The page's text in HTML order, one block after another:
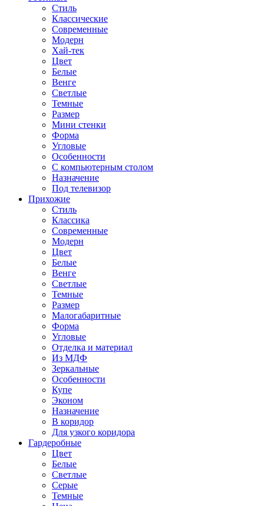
Стиль
Классические
Современные
Модерн
Хай-тек
Цвет
Белые
Венге
Светлые
Темные
Размер
Мини стенки
Форма
Угловые
Особенности
С компьютерным столом
Назначение
Под телевизор
Прихожие
Стиль
Классика
Современные
Модерн
Цвет
Белые
Венге
Светлые
Темные
Размер
Малогабаритные
Форма
Угловые
Отделка и материал
Из МДФ
Зеркальные
Особенности
Купе
Эконом
Назначение
В коридор
Для узкого коридора
Гардеробные
Цвет
Белые
Светлые
Серые
Темные